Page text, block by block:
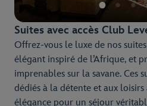
Suites avec accès Club
Offrez-vous le luxe de nos
élégant inspiré de l’Afrique, et
imprenables sur la savane. Ces
dédiés à la détente et aux
élégance pour un séjour